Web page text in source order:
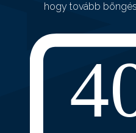
hogy tovább